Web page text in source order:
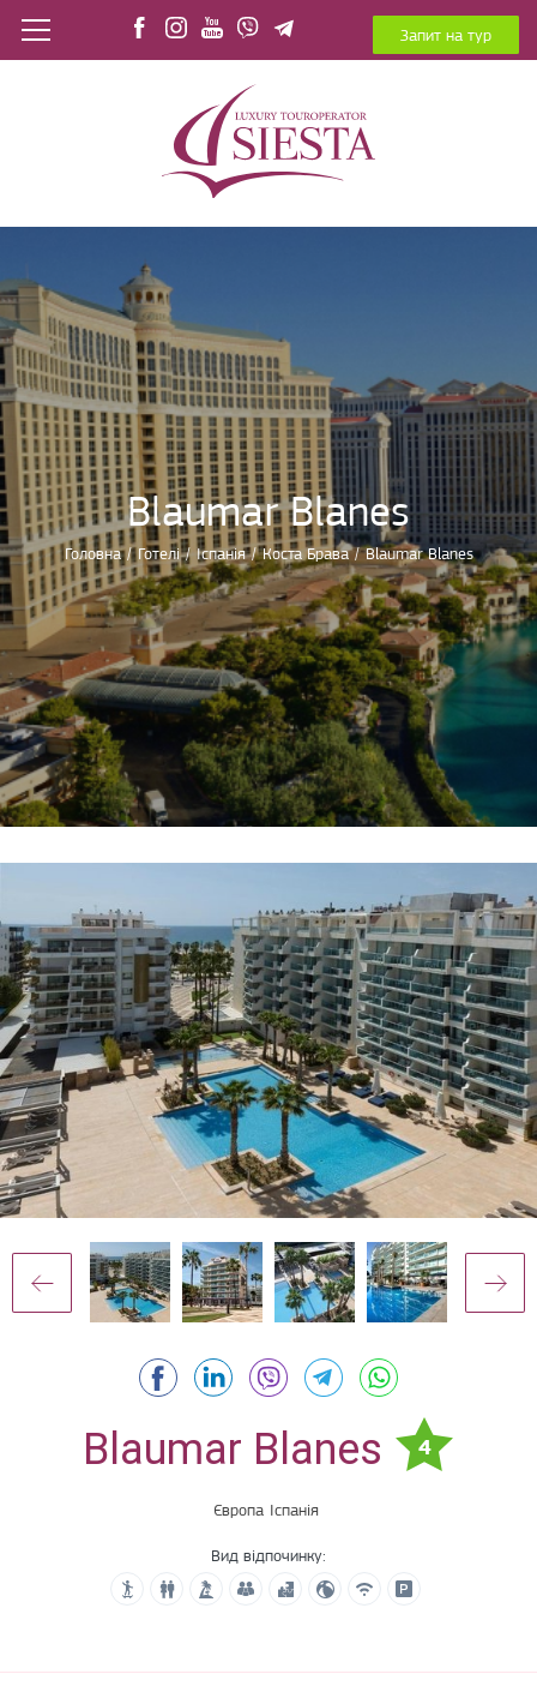
Запит на тур
Blaumar Blanes
Головна / Готелі / Іспанія / Коста Брава / Blaumar Blanes
Blaumar Blanes 4
Європа Іспанія
Вид відпочинку: